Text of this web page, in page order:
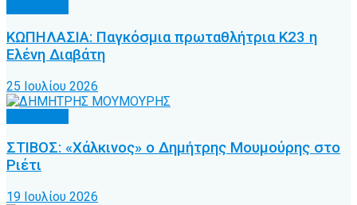
ΚΩΠΗΛΑΣΙΑ: Παγκόσμια πρωταθλήτρια Κ23 η
Ελένη Διαβάτη
25 Ιουλίου 2026
ΣΤΙΒΟΣ: «Χάλκινος» ο Δημήτρης Μουμούρης στο
Ριέτι
19 Ιουλίου 2026